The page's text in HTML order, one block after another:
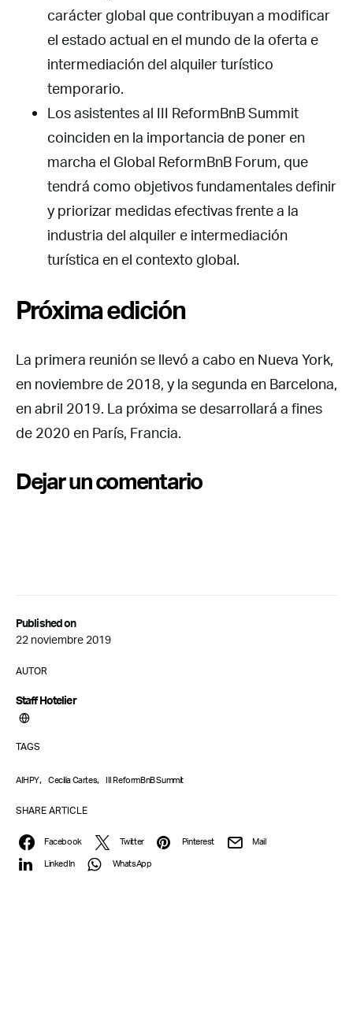
Published on
22 noviembre 2019
AUTOR
Staff Hotelier
TAGS
AIHPY, Cecilia Cartes, III ReformBnB Summit
SHARE ARTICLE
Facebook Twitter Pinterest
Mail
LinkedIn
WhatsApp
carácter global que contribuyan a modificar
el estado actual en el mundo de la oferta e
intermediación del alquiler turístico
temporario.
Los asistentes al III ReformBnB Summit
coinciden en la importancia de poner en
marcha el Global ReformBnB Forum, que
tendrá como objetivos fundamentales definir
y priorizar medidas efectivas frente a la
industria del alquiler e intermediación
turística en el contexto global.
Próxima edición
La primera reunión se llevó a cabo en Nueva York,
en noviembre de 2018, y la segunda en Barcelona,
en abril 2019. La próxima se desarrollará a fines
de 2020 en París, Francia.
Dejar un comentario